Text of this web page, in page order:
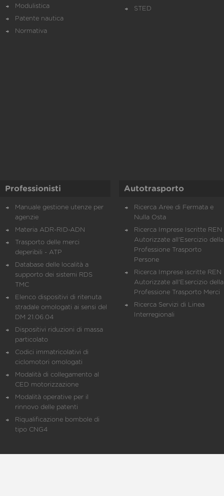
Modulistica
Patente nautica
Normativa
STED
Professionisti
Manuale gestione utenze per
agenzie
Materia ADR-RID-ADN
Trasporto delle merci
deperibili - ATP
Database delle località a
supporto dei sistemi RDS
TMC
Elenco dispositivi di ritenuta
stradale omologati ai sensi del
DM 21.06.04
Dispositivi riduzioni di massa
particolato
Codici immatricolativi di
ciclomotori omologati
Modalità di collegamento al
CED motorizzazione
Modalità operative per il
rinnovo delle patenti
Riqualificazione bombole di
tipo CNG4
Autotrasporto
Ricerca Aree di Fermata e
Nulla Osta
Ricerca Imprese Iscritte REN
Autorizzate all'Esercizio della
Professione Trasporto
Persone
Ricerca Imprese iscritte REN
Autorizzate all'Esercizio della
Professione Trasporto Merci
Ricerca Servizi di Linea
Interregionali